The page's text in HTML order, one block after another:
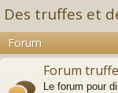
Des truffes et
Forum
Forum
Le forum pour